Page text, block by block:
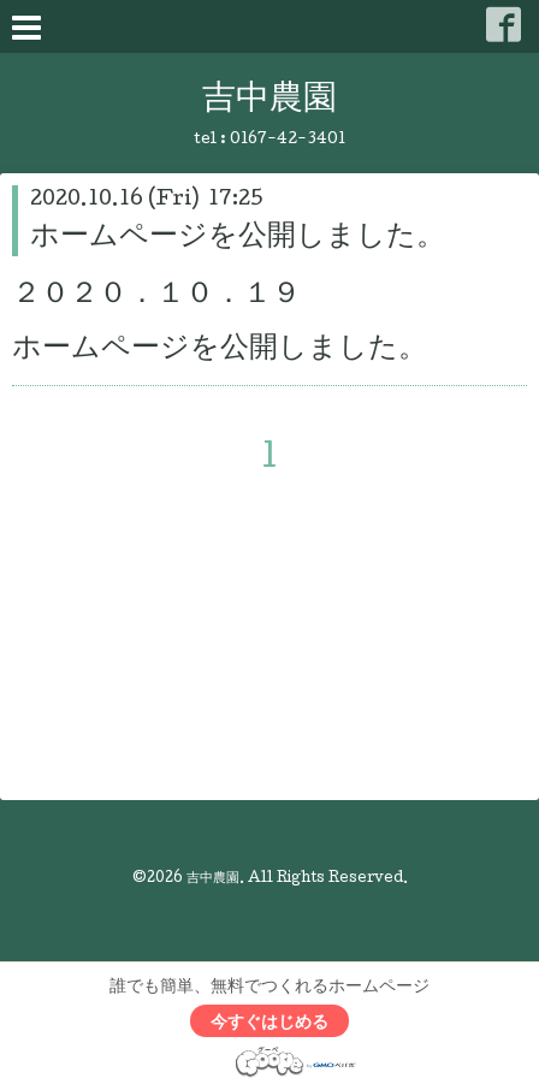
吉中農園
tel : 0167-42-3401
2020.10.16 (Fri) 17:25
ホームページを公開しました。
２０２０．１０．１９
ホームページを公開しました。
1
©2026 吉中農園. All Rights Reserved.
誰でも簡単、無料でつくれるホームページ
今すぐはじめる